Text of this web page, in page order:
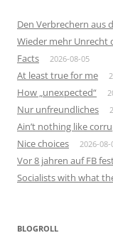
Den Verbrechern aus
Wieder mehr Unrecht
Facts 2026-08-05
At least true for me
How „unexpected“
Nur unfreundliches
Ain’t nothing like
Nice choices 2026-08-
Vor 8 jahren auf FB
Socialists with what
BLOGROLL